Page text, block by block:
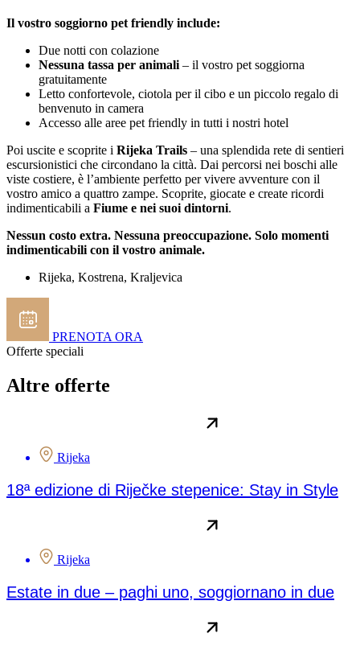
Il vostro soggiorno pet friendly include:
Due notti con colazione
Nessuna tassa per animali – il vostro pet soggiorna
gratuitamente
Letto confortevole, ciotola per il cibo e un piccolo regalo di
benvenuto in camera
Accesso alle aree pet friendly in tutti i nostri hotel
Poi uscite e scoprite i Rijeka Trails – una splendida rete di sentieri
escursionistici che circondano la città. Dai percorsi nei boschi alle
viste costiere, è l’ambiente perfetto per vivere avventure con il
vostro amico a quattro zampe. Scoprite, giocate e create ricordi
indimenticabili a Fiume e nei suoi dintorni.
Nessun costo extra. Nessuna preoccupazione. Solo momenti
indimenticabili con il vostro animale.
Rijeka, Kostrena, Kraljevica
PRENOTA ORA
Offerte speciali
Altre offerte
Rijeka
18ª edizione di Riječke stepenice: Stay in Style
Rijeka
Estate in due – paghi uno, soggiornano in due